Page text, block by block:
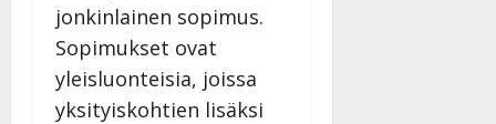
jonkinlainen sopimus.
Sopimukset ovat
yleisluonteisia, joissa
yksityiskohtien lisäksi